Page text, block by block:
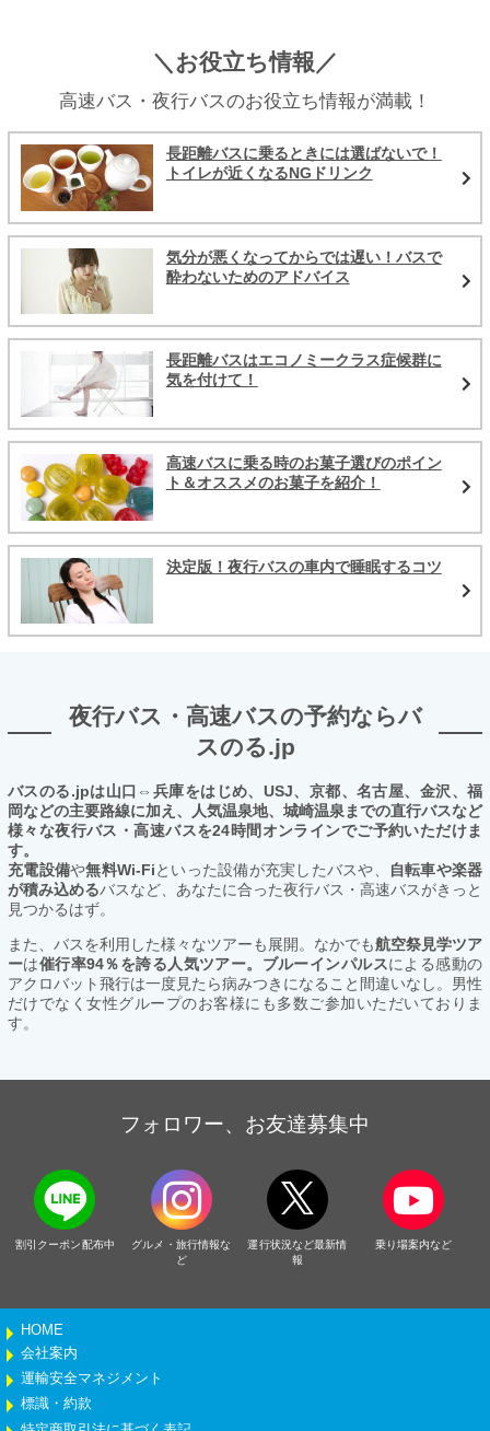
＼お役立ち情報／
高速バス・夜行バスのお役立ち情報が満載！
長距離バスに乗るときには選ばないで！
トイレが近くなるNGドリンク
気分が悪くなってからでは遅い！バスで
酔わないためのアドバイス
長距離バスはエコノミークラス症候群に
気を付けて！
高速バスに乗る時のお菓子選びのポイン
ト＆オススメのお菓子を紹介！
決定版！夜行バスの車内で睡眠するコツ
夜行バス・高速バスの予約ならバ
スのる.jp
バスのる.jpは山口⇔兵庫をはじめ、USJ、京都、名古屋、金沢、福
岡などの主要路線に加え、人気温泉地、城崎温泉までの直行バスなど
様々な夜行バス・高速バスを24時間オンラインでご予約いただけま
す。
充電設備や無料Wi-Fiといった設備が充実したバスや、
自転車や楽器
が積み込めるバスなど、あなたに合った夜行バス・高速バスがきっと
見つかるはず。
また、バスを利用した様々なツアーも展開。なかでも航空祭見学ツア
ーは催行率94％を誇る人気ツアー。ブルーインパルスによる感動の
アクロバット飛行は一度見たら病みつきになること間違いなし。男性
だけでなく女性グループのお客様にも多数ご参加いただいておりま
す。
フォロワー、お友達募集中
割引クーポン配布中
グルメ・旅行情報な
ど
運行状況など最新情
報
乗り場案内など
HOME
会社案内
運輸安全マネジメント
標識・約款